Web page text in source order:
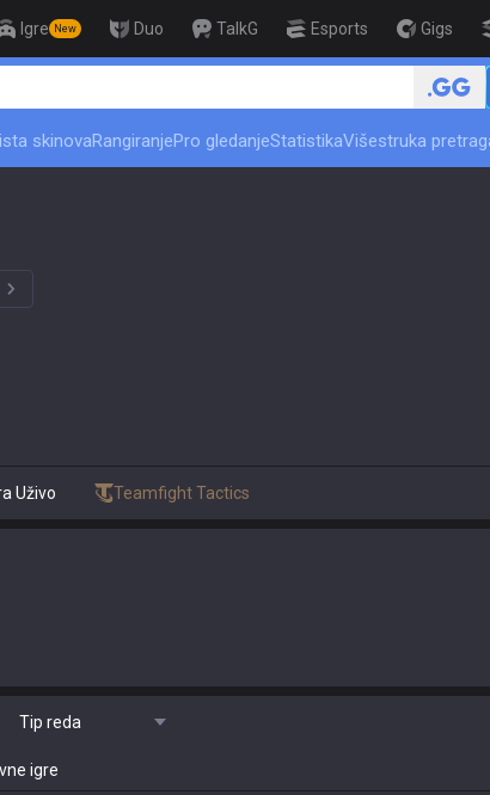
Igre New Duo TalkG Esports Gigs
skinovaRangiranjePro gledanjeStatistikaVišestruka
Uživo Teamfight Tactics
Tip reda
igre